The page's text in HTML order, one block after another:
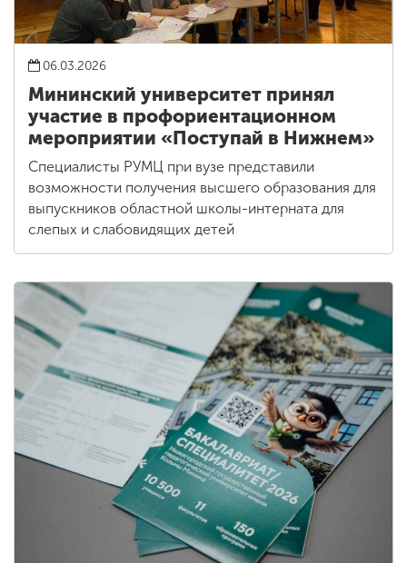
06.03.2026
Мининский университет принял
участие в профориентационном
мероприятии «Поступай в Нижнем»
Специалисты РУМЦ при вузе представили
возможности получения высшего образования для
выпускников областной школы-интерната для
слепых и слабовидящих детей